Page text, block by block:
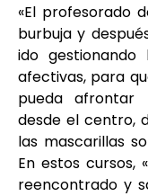
«El profesorado
burbuja y
ido gestionando
afectivas, para
pueda afrontar
desde el centro,
las mascarillas
En estos cursos,
reencontrado y